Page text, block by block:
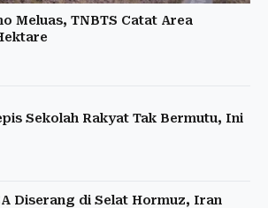
Meluas, TNBTS Catat Area
Sekolah Rakyat Tak Bermutu, Ini
Diserang di Selat Hormuz, Iran